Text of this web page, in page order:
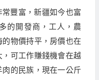
豐富，新疆如今也富
的開發商，工人，農
物價持平，房價也在
可工作賺錢機會在越
的民族，現在一公斤